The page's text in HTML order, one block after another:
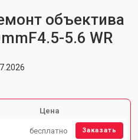
объектива
5.6 WR
Цена
бесплатно Заказать